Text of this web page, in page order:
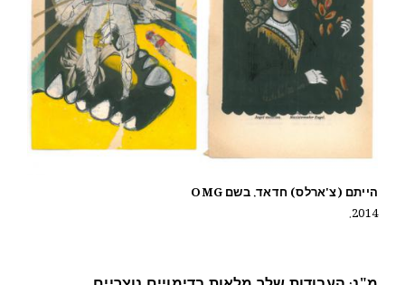
הייתם (צ'ארלס) חדאד. בשם OMG
2014.